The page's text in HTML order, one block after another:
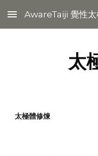
Skip to main content
AwareTaiji 覺性太
太
太極體修煉